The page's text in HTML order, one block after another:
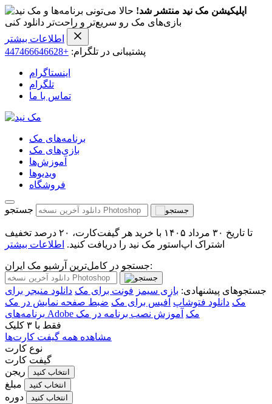
اپلیکیشن مک نید منتشر شد! حالا می‌تونی برنامه‌ها و
بازی‌های مک رو سریع‌تر و راحت‌تر دانلود کنی
اطلاعات بیشتر
پشتیبانی در تلگرام: +447466646628
اینستاگرام
تلگرام
تماس با ما
برنامه‌های مک
بازی‌های مک
آموزش‌ها
ویدیو‌ها
فروشگاه
جستجو
تا تاریخ ۳۰ مرداد ۱۴۰۵ با خرید هر گیفت‌کارت، ۲۰ درصد تخفیف
اشتراک اپ‌استور مک نید را دریافت کنید. اطلاعات بیشتر
جستجو در کامل‌ترین آرشیو مک ایران:
جستجوهای پیشنهادی: بازی سیمز فونت برای مک دانلود منیجر برای
مک دانلود فتوشاپ آفیس برای مک ضبط صفحه نمایش در مک
برنامه‌های Adobe مک آموزش نصب برنامه در مک
فقط با ۳ کلیک
مشاهده همه گیفت کارت‌ها
نوع کارت
گیفت کارت
ریجن
انتخاب کنید
مبلغ انتخاب کنید
دوره انتخاب کنید